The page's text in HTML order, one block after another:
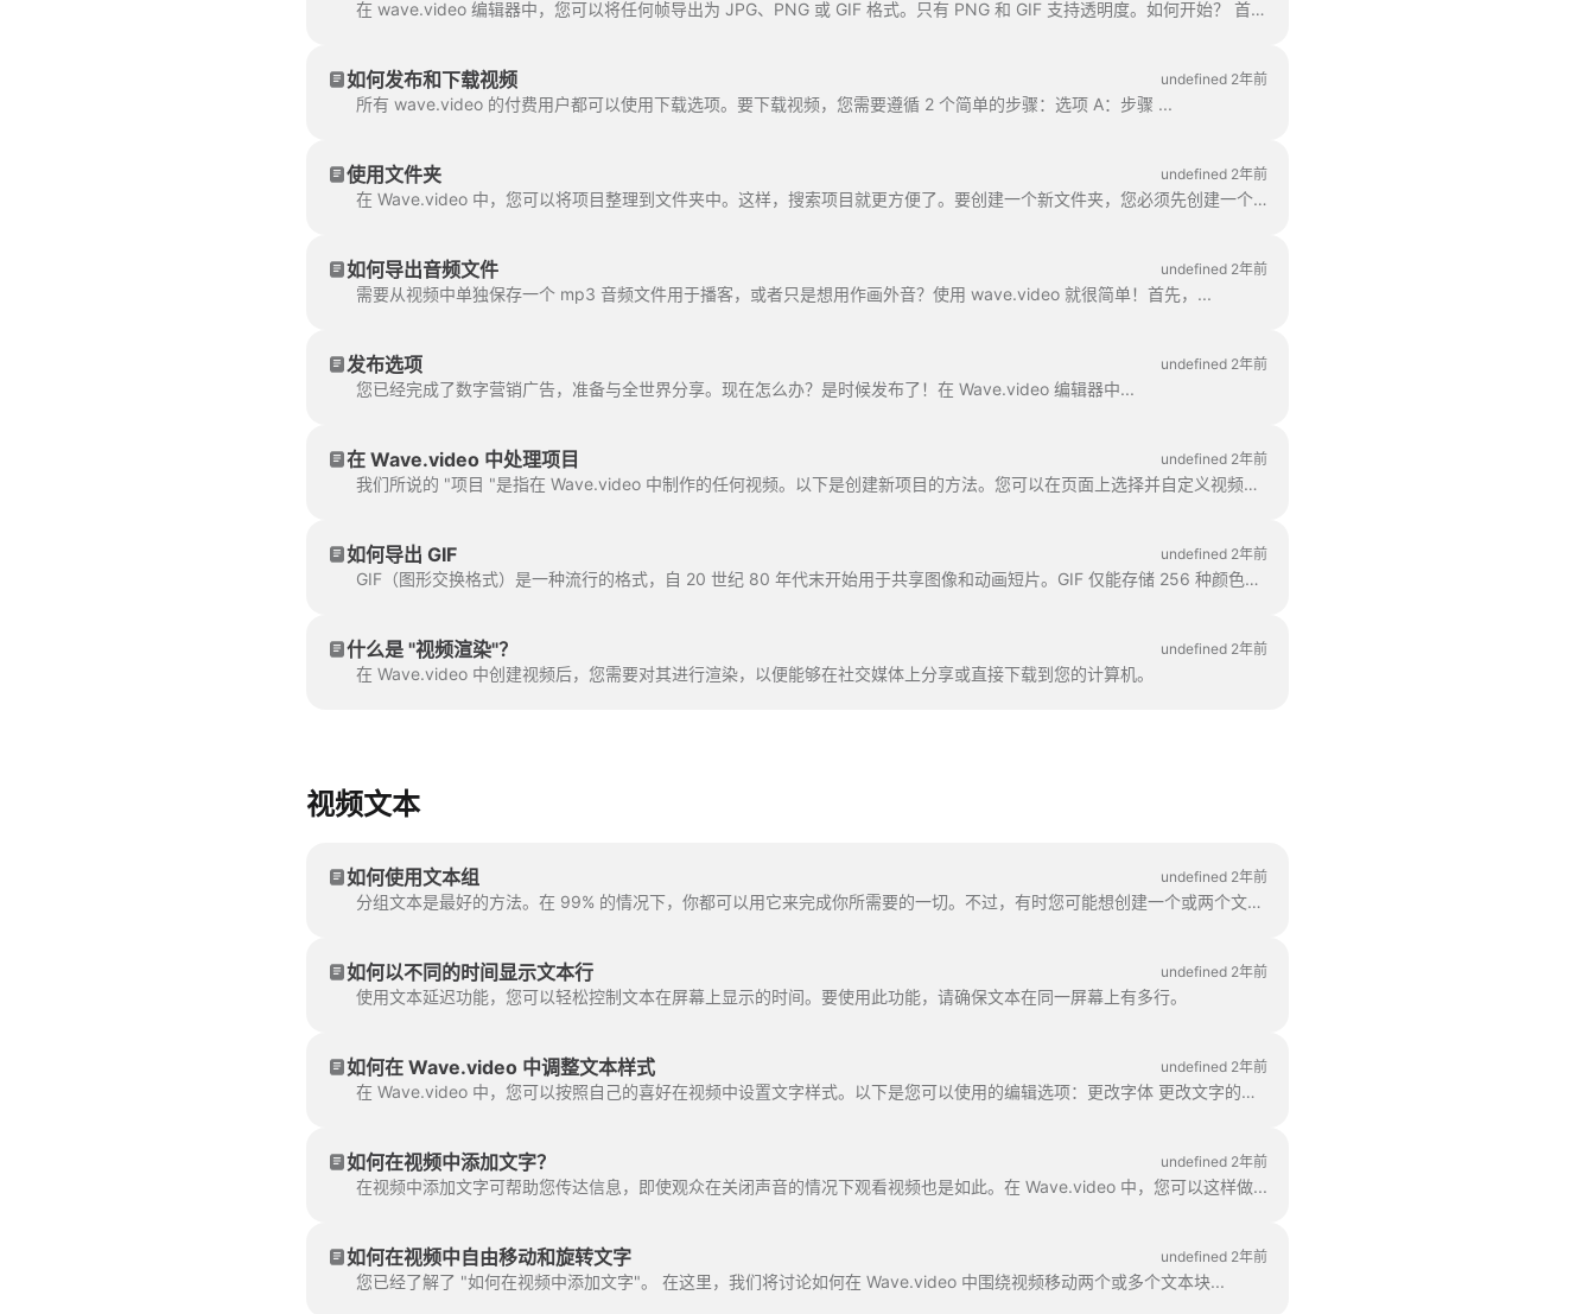
在 wave.video 编辑器中，您可以将任何帧导出为 JPG、PNG 或 GIF 格式。只有 PNG 和 GIF 支持透明度。如何开始？ 首先，找到帧...
如何发布和下载视频 undefined 2年前
所有 wave.video 的付费用户都可以使用下载选项。要下载视频，您需要遵循 2 个简单的步骤：选项 A：步骤 ...
使用文件夹 undefined 2年前
在 Wave.video 中，您可以将项目整理到文件夹中。这样，搜索项目就更方便了。要创建一个新文件夹，您必须先创建一个文件夹。
如何导出音频文件 undefined 2年前
需要从视频中单独保存一个 mp3 音频文件用于播客，或者只是想用作画外音？使用 wave.video 就很简单！首先，...
发布选项 undefined 2年前
您已经完成了数字营销广告，准备与全世界分享。现在怎么办？是时候发布了！在 Wave.video 编辑器中...
在 Wave.video 中处理项目 undefined 2年前
我们所说的 "项目 "是指在 Wave.video 中制作的任何视频。以下是创建新项目的方法。您可以在页面上选择并自定义视频模板。
如何导出 GIF undefined 2年前
GIF（图形交换格式）是一种流行的格式，自 20 世纪 80 年代末开始用于共享图像和动画短片。GIF 仅能存储 256 种颜色，这就意味着 GIF 只能显示 256 种颜色。
什么是 "视频渲染"？ undefined 2年前
在 Wave.video 中创建视频后，您需要对其进行渲染，以便能够在社交媒体上分享或直接下载到您的计算机。
视频文本
如何使用文本组 undefined 2年前
分组文本是最好的方法。在 99% 的情况下，你都可以用它来完成你所需要的一切。不过，有时您可能想创建一个或两个文本组。
如何以不同的时间显示文本行 undefined 2年前
使用文本延迟功能，您可以轻松控制文本在屏幕上显示的时间。要使用此功能，请确保文本在同一屏幕上有多行。
如何在 Wave.video 中调整文本样式 undefined 2年前
在 Wave.video 中，您可以按照自己的喜好在视频中设置文字样式。以下是您可以使用的编辑选项：更改字体 更改文字的组合。
如何在视频中添加文字？ undefined 2年前
在视频中添加文字可帮助您传达信息，即使观众在关闭声音的情况下观看视频也是如此。在 Wave.video 中，您可以这样做...
如何在视频中自由移动和旋转文字 undefined 2年前
您已经了解了 "如何在视频中添加文字"。 在这里，我们将讨论如何在 Wave.video 中围绕视频移动两个或多个文本块...